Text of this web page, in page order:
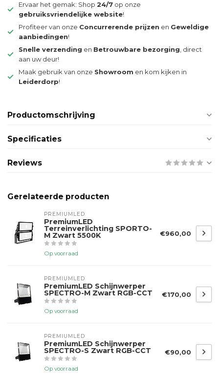
Ervaar het gemak: Shop 24/7 op onze
gebruiksvriendelijke website!
Profiteer van onze Concurrerende prijzen en Geweldige
aanbiedingen!
Snelle verzending en Betrouwbare bezorging , direct
aan uw deur!
Maak gebruik van onze Showroom en kom kijken in
Leiderdorp!
Productomschrijving
Specificaties
Reviews
Gerelateerde producten
PREMIUMLED
PremiumLED
Terreinverlichting SPORTO-
M Zwart 5500K
Op voorraad
€960,00
PREMIUMLED
PremiumLED Schijnwerper
SPECTRO-M Zwart RGB-CCT
Op voorraad
€170,00
PREMIUMLED
PremiumLED Schijnwerper
SPECTRO-S Zwart RGB-CCT
Op voorraad
€90,00